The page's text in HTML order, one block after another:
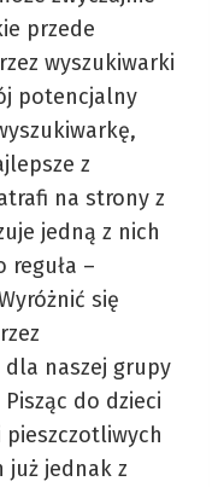
przede
wyszukiwarki
potencjalny
z
na strony z
jedną z nich
reguła –
się
naszej grupy
do dzieci
pieszczotliwych
już jednak z